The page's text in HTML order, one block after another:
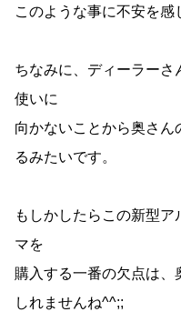
このような事に不安を感
ちなみに、ディーラー
使いに
向かないことから奥さん
るみたいです。
もしかしたらこの新型
マを
購入する一番の欠点は、
しれませんね^^;;